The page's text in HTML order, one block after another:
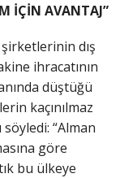
İÇİN AVANTAJ”
dış
ihracatının
düştüğü
kaçınılmaz
“Alman
göre
bu ülkeye